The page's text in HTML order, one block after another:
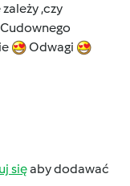
,czy
Odwagi
sięaby dodawać